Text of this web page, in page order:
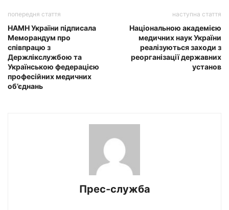
попередня стаття
НАМН України підписала
Меморандум про
співпрацю з
Держлікслужбою та
Українською федерацією
професійних медичних
об’єднань
наступна стаття
Національною академією
медичних наук України
реалізуються заходи з
реорганізації державних
установ
Прес-служба